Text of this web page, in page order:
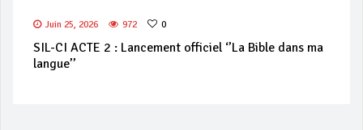
Juin 25, 2026 972 0
SIL-CI ACTE 2 : Lancement officiel ‘’La Bible dans ma
langue’’